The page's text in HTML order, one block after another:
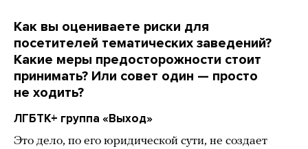
Как вы оцениваете риски для
посетителей тематических заведений?
Какие меры предосторожности стоит
принимать? Или совет один — просто
не ходить?
ЛГБТК+ группа «Выход»
Это дело, по его юридической сути, не создает